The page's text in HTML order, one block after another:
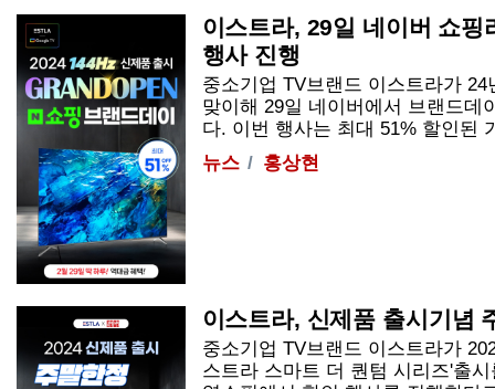
이스트라, 29일 네이버 쇼
행사 진행
중소기업 TV브랜드 이스트라가
맞이해 29일 네이버에서 브랜드데
다. 이번 행사는 최대 51% 할인된
뉴스
홍상현
이스트라, 신제품 출시기념
중소기업 TV브랜드 이스트라가
스트라 스마트 더 퀀텀 시리즈'출